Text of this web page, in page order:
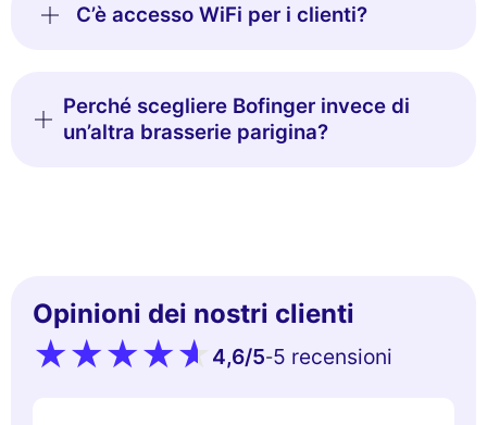
C’è accesso WiFi per i clienti?
Perché scegliere Bofinger invece di
un’altra brasserie parigina?
Opinioni dei nostri clienti
4,6/5-5 recensioni